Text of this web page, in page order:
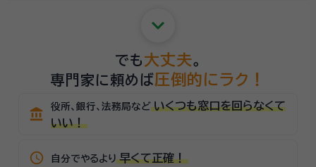
keyboard_arrow_down
でも 大丈夫。
専門家に頼めば圧倒的にラク！
account_balance 役所、銀行、法務局など いくつも窓口を回らなくて
いい！
schedule 自分でやるより 早くて正確！